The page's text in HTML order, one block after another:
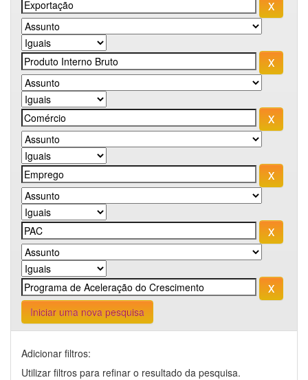
Iniciar uma nova pesquisa
Adicionar filtros:
Utilizar filtros para refinar o resultado da pesquisa.